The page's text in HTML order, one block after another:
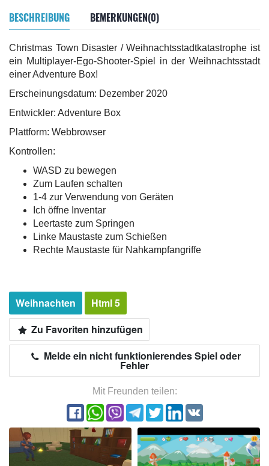
BESCHREIBUNG BEMERKUNGEN(0)
Christmas Town Disaster / Weihnachtsstadtkatastrophe ist
ein Multiplayer-Ego-Shooter-Spiel in der Weihnachtsstadt
einer Adventure Box!
Erscheinungsdatum: Dezember 2020
Entwickler: Adventure Box
Plattform: Webbrowser
Kontrollen:
WASD zu bewegen
Zum Laufen schalten
1-4 zur Verwendung von Geräten
Ich öffne Inventar
Leertaste zum Springen
Linke Maustaste zum Schießen
Rechte Maustaste für Nahkampfangriffe
Weihnachten
Html 5
Zu Favoriten hinzufügen
Melde ein nicht funktionierendes Spiel oder
Fehler
Mit Freunden teilen: